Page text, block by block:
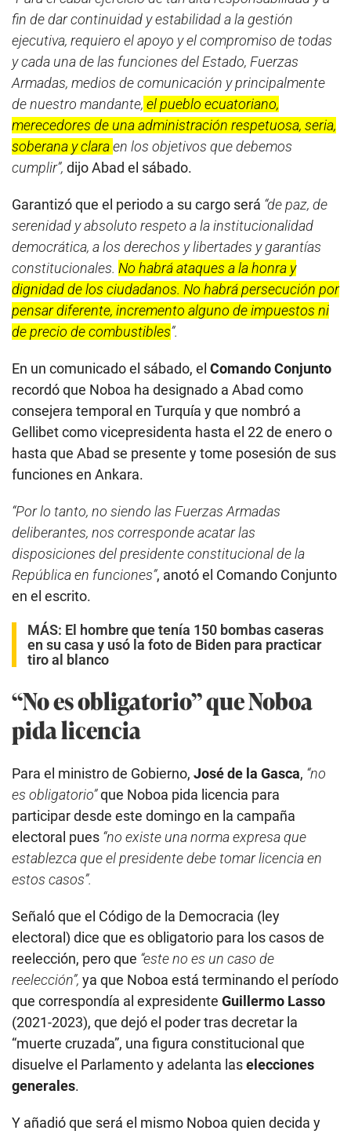
fin de dar continuidad y estabilidad a la gestión
ejecutiva, requiero el apoyo y el compromiso de todas
y cada una de las funciones del Estado, Fuerzas
Armadas, medios de comunicación y principalmente
de nuestro mandante, el pueblo ecuatoriano,
merecedores de una administración respetuosa, seria,
soberana y claraen los objetivos que debemos
cumplir”, dijo Abad el sábado.
Garantizó que el periodo a su cargo será “de paz, de
serenidad y absoluto respeto a la institucionalidad
democrática, a los derechos y libertades y garantías
constitucionales. No habrá ataques a la honra y
dignidad de los ciudadanos. No habrá persecución por
pensar diferente, incremento alguno de impuestos ni
de precio de combustibles”.
En un comunicado el sábado, el Comando Conjunto
recordó que Noboa ha designado a Abad como
consejera temporal en Turquía y que nombró a
Gellibet como vicepresidenta hasta el 22 de enero o
hasta que Abad se presente y tome posesión de sus
funciones en Ankara.
“Por lo tanto, no siendo las Fuerzas Armadas
deliberantes, nos corresponde acatar las
disposiciones del presidente constitucional de la
República en funciones”, anotó el Comando Conjunto
en el escrito.
MÁS: El hombre que tenía 150 bombas caseras
en su casa y usó la foto de Biden para practicar
tiro al blanco
“No es obligatorio”que Noboa
pida licencia
Para el ministro de Gobierno, José de la Gasca, “no
es obligatorio”que Noboa pida licencia para
participar desde este domingo en la campaña
electoral pues “no existe una norma expresa que
establezca que el presidente debe tomar licencia en
estos casos”.
Señaló que el Código de la Democracia (ley
electoral) dice que es obligatorio para los casos de
reelección, pero que “este no es un caso de
reelección”, ya que Noboa está terminando el período
que correspondía al expresidente Guillermo Lasso
(2021-2023), que dejó el poder tras decretar la
“muerte cruzada”, una figura constitucional que
disuelve el Parlamento y adelanta laselecciones
generales.
Y añadió que será el mismo Noboa quien decida y